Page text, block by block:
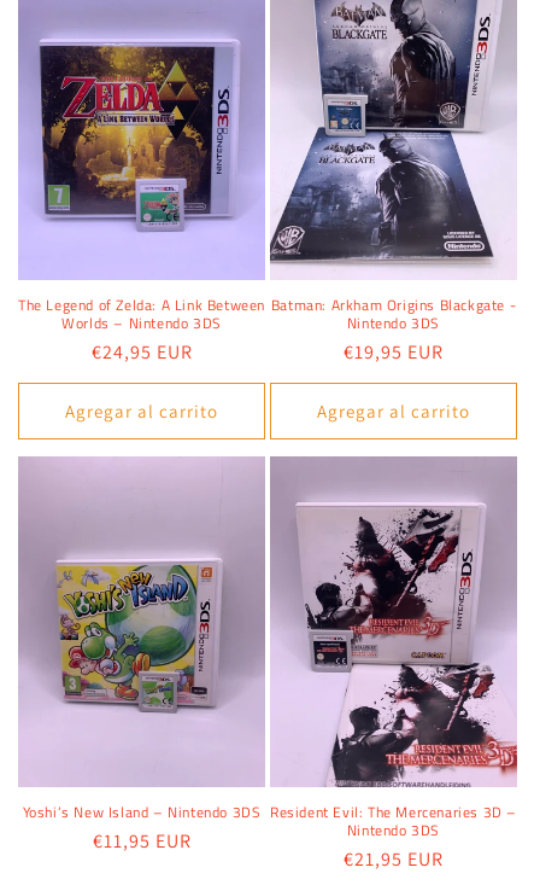
The Legend of Zelda: A Link Between
Worlds – Nintendo 3DS
Precio
habitual
€24,95 EUR
Agregar al carrito
Batman: Arkham Origins Blackgate -
Nintendo 3DS
Precio
habitual
€19,95 EUR
Agregar al carrito
Yoshi’s New Island – Nintendo 3DS
Precio
€11,95 EUR
Resident Evil: The Mercenaries 3D –
Nintendo 3DS
Precio
€21,95 EUR